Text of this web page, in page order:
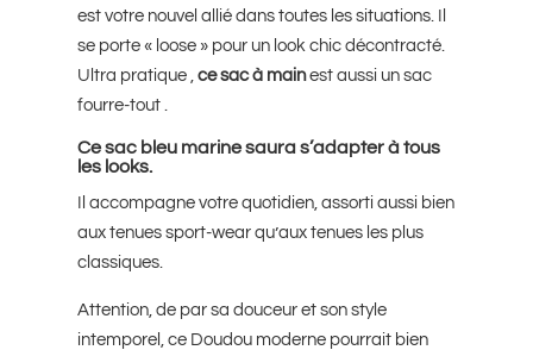
est votre nouvel allié dans toutes les situations. Il
se porte « loose » pour un look chic décontracté.
Ultra pratique , ce sac à mainest aussi un sac
fourre-tout .
Ce sac bleu marine saura s’adapter à tous
les looks.
Il accompagne votre quotidien, assorti aussi bien
aux tenues sport-wear qu’aux tenues les plus
classiques.
Attention, de par sa douceur et son style
intemporel, ce Doudou moderne pourrait bien